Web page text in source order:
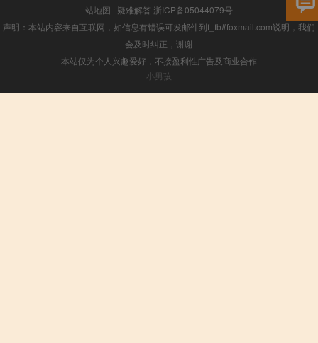
站地图 | 疑难解答 浙ICP备05044079号
声明：本站内容来自互联网，如信息有错误可发邮件到f_fb#foxmail.com说明，我们
会及时纠正，谢谢
本站仅为个人兴趣爱好，不接盈利性广告及商业合作
小男孩